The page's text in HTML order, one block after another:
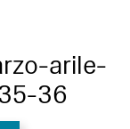
arile-
36